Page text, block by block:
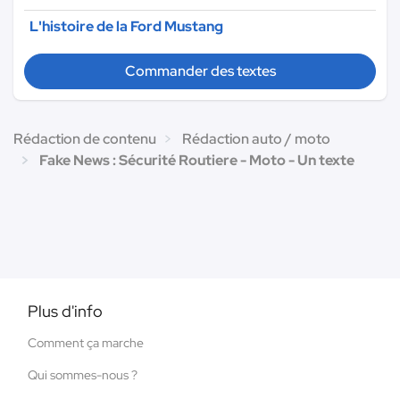
L'histoire de la Ford Mustang
Commander des textes
Rédaction de contenu
Rédaction auto / moto
Fake News : Sécurité Routiere - Moto - Un texte
Plus d'info
Comment ça marche
Qui sommes-nous ?